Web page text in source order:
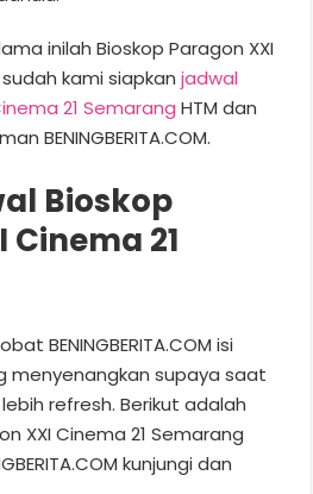
inilah Bioskop Paragon XXI
kami siapkanjadwal
21 Semarang HTM dan
BENINGBERITA.COM.
Bioskop
Cinema 21
BENINGBERITA.COM isi
menyenangkan supaya saat
refresh. Berikut adalah
XXI Cinema 21 Semarang
kunjungi dan